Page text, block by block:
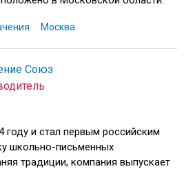
Москва
Союз
году и стал первым российским
школьно-письменных
традиции, компания выпускает